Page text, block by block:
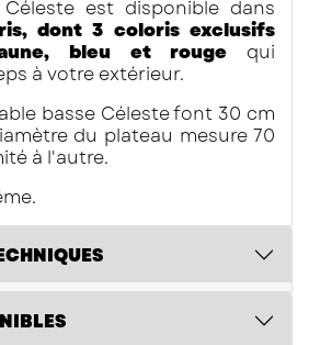
est disponible dans
dont 3 coloris exclusifs
bleu et rouge qui
à votre extérieur.
basse Céleste font 30 cm
du plateau mesure 70
à l'autre.